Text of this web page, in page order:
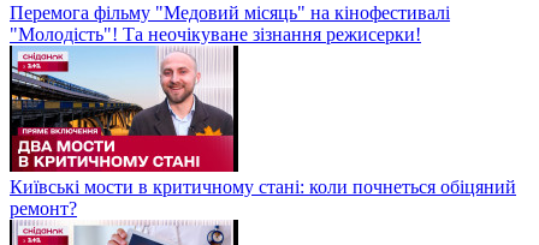
Перемога фільму "Медовий місяць" на кінофестивалі
"Молодість"! Та неочікуване зізнання режисерки!
Київські мости в критичному стані: коли почнеться обіцяний
ремонт?